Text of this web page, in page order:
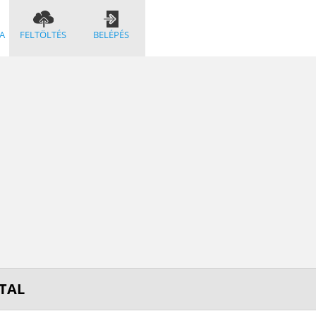
FELTÖLTÉS BELÉPÉS